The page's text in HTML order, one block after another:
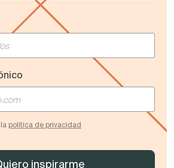
política de privacidad